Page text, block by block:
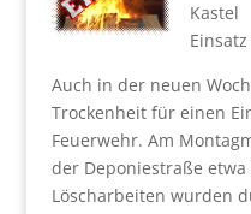
Kastel
Auch in der neuen
Trockenheit für einen
Feuerwehr. Am
der Deponiestraße etwa
Löscharbeiten wurden